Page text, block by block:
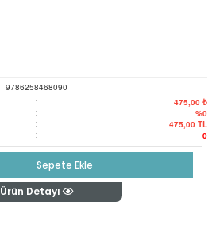
9786258468090
: 475,00 ₺
: %0
: 475,00 TL
: 0
Sepete Ekle
Ürün Detayı